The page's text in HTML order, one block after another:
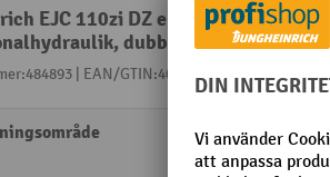
EJC 110zi DZ elektrisk
dubbeldäcksfunktion
| EAN/GTIN:4055091317236Från
Inomhus
Utomhus